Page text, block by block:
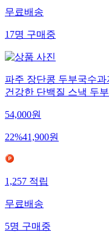
무료배송
17명 구매중
파주 장단콩 두부국수
건강한 단백질 스낵 두
54,000원
22%41,900원
1,257 적립
무료배송
5명 구매중